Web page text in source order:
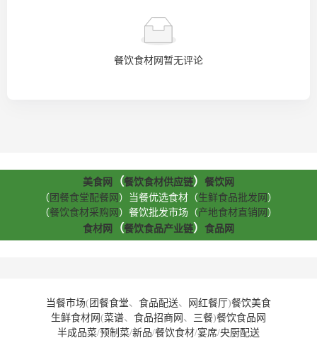
餐饮食材网暂无评论
美食网 （餐饮食材供应链）
餐饮网
（ 团餐食堂配餐网 ）当餐优选食材（生鲜食品批发网 ）
（餐饮食材采购网 ）餐饮批发市场（产地食材直销网 ）
食材网
（餐饮食品产业链） 食品网
当餐市场( 团餐食堂、 食品配送、 网红餐厅)餐饮美食
生鲜食材网(菜谱、 食品招商网 、 三餐)餐饮食品网
半成品菜/预制菜/新品/餐饮食材/宴席/央厨配送